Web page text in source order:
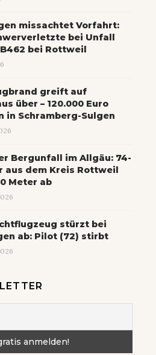
missachtet Vorfahrt:
bei Unfall
bei Rottweil
greift auf
über – 120.000 Euro
in Schramberg-Sulgen
Bergunfall im Allgäu: 74-
aus dem Kreis Rottweil
Meter ab
stürzt bei
ab: Pilot (72) stirbt